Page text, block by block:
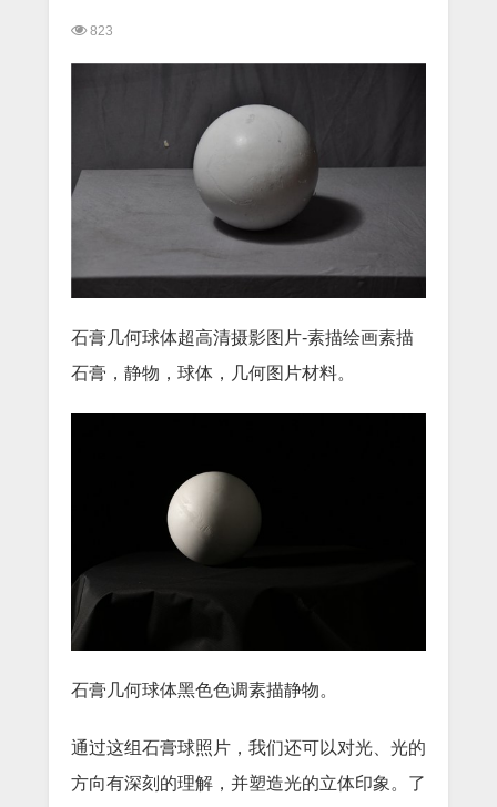
823
石膏几何球体超高清摄影图片-素描绘画素描
石膏，静物，球体，几何图片材料。
石膏几何球体黑色色调素描静物。
通过这组石膏球照片，我们还可以对光、光的
方向有深刻的理解，并塑造光的立体印象。了